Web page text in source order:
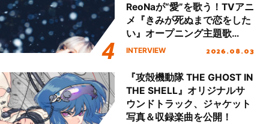
ReoNaが“愛”を歌う！TVアニ
メ『きみが死ぬまで恋をした
い』オープニング主題歌
「Amore」インタビュー
INTERVIEW 2026.08.03
『攻殻機動隊 THE GHOST IN
THE SHELL』オリジナルサ
ウンドトラック、ジャケット
写真＆収録楽曲を公開！